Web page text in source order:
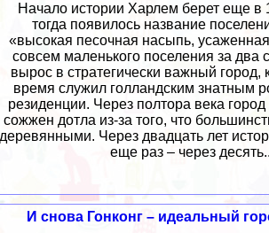
Начало истории Харлем берет еще в
тогда появилось название
«высокая песочная насыпь,
совсем маленького поселения за два
вырос в стратегически важный город,
время служил голландским знатным
резиденции. Через полтора века
сожжен дотла из-за того, что
деревянными. Через двадцать лет
еще раз – через
И снова Гонконг – идеальный